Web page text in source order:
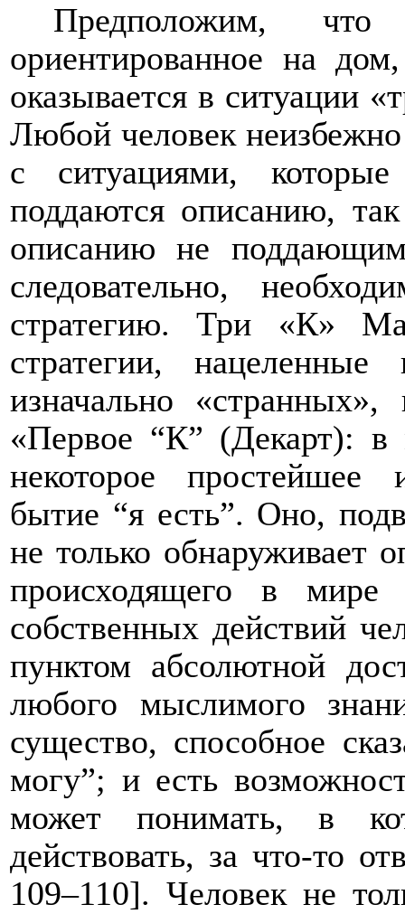
Предположим, что
ориентированное на
оказывается в ситуации
Любой человек неизбежно
с ситуациями,
поддаются описанию,
описанию не
следовательно,
стратегию. Три «К»
стратегии, нацеленные
изначально
«Первое “К” (Декарт): в
некоторое простейшее
бытие “я есть”. Оно,
не только обнаруживает
происходящего в
собственных действий
пунктом абсолютной
любого мыслимого
существо, способное
могу”; и есть
может понимать, в
действовать, за что-то
109–110]. Человек не